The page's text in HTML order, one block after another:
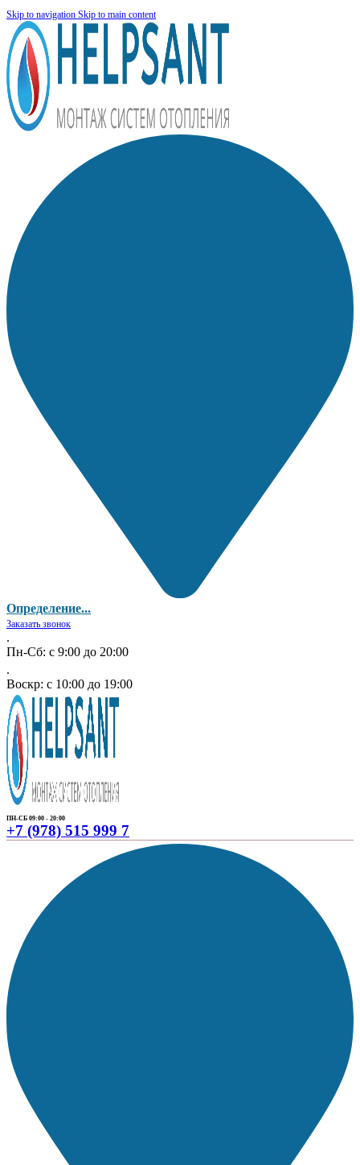
Skip to navigation Skip to main content
Определение...
Заказать звонок
.
Пн-Сб: с 9:00 до 20:00
.
Воскр: с 10:00 до 19:00
ПН-СБ 09:00 - 20:00
+7 (978) 515 999 7